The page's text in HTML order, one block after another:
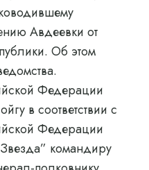
Авдеевки от
Об этом
Федерации
в соответствии с
Федерации
командиру